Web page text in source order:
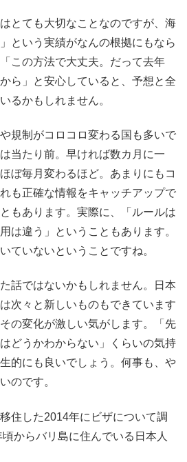
とても大切なことなのですが、海
という実績がなんの根拠にもなら
この方法で大丈夫。だって去年
ら」と安心していると、予想と全
るかもしれません。
規制がコロコロ変わる国も多いで
当たり前。早ければ数カ月に一
ぼ毎月変わるほど。あまりにもコ
も正確な情報をキャッチアップで
もあります。実際に、「ルールは
は違う」ということもあります。
ていないということですね。
話ではないかもしれません。日本
次々と新しいものもできています
の変化が激しい気がします。「先
どうかわからない」くらいの気持
的にも良いでしょう。何事も、や
のです。
住した2014年にビザについて調
からバリ島に住んでいる日本人